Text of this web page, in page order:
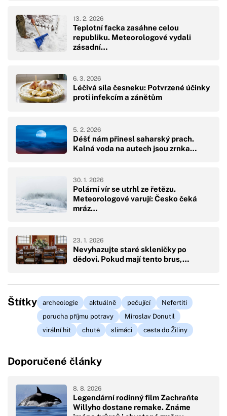
Teplotní facka zasáhne celou
republiku. Meteorologové vydali
zásadní…
13. 2. 2026
Léčivá síla česneku: Potvrzené účinky
proti infekcím a zánětům
6. 3. 2026
Déšť nám přinesl saharský prach.
Kalná voda na autech jsou zrnka…
5. 2. 2026
Polární vír se utrhl ze řetězu.
Meteorologové varují: Česko čeká
mráz…
30. 1. 2026
Nevyhazujte staré skleničky po
dědovi. Pokud mají tento brus,…
23. 1. 2026
Štítky archeologie aktuálně pečující
Nefertiti
porucha příjmu potravy
Miroslav Donutil
virální hit
chutě slimáci cesta do Žiliny
Doporučené články
Legendární rodinný film Zachraňte
Willyho dostane remake. Známe
8. 8. 2026